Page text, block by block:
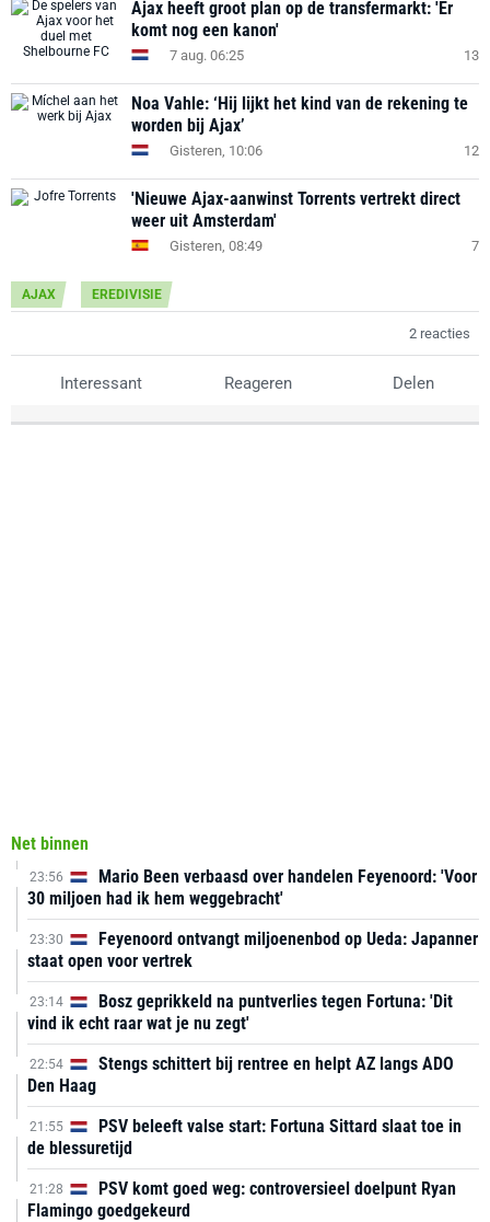
Ajax heeft groot plan op de transfermarkt: 'Er
komt nog een kanon'
7 aug. 06:25 13
Noa Vahle: ‘Hij lijkt het kind van de rekening te
worden bij Ajax’
Gisteren, 10:06 12
'Nieuwe Ajax-aanwinst Torrents vertrekt direct
weer uit Amsterdam'
Gisteren, 08:49 7
AJAX EREDIVISIE
2 reacties
Interessant Reageren Delen
Net binnen
23:56
Mario Been verbaasd over handelen Feyenoord: 'Voor
30 miljoen had ik hem weggebracht'
23:30
Feyenoord ontvangt miljoenenbod op Ueda: Japanner
staat open voor vertrek
23:14
Bosz geprikkeld na puntverlies tegen Fortuna: 'Dit
vind ik echt raar wat je nu zegt'
22:54
Stengs schittert bij rentree en helpt AZ langs ADO
Den Haag
21:55
PSV beleeft valse start: Fortuna Sittard slaat toe in
de blessuretijd
21:28
PSV komt goed weg: controversieel doelpunt Ryan
Flamingo goedgekeurd